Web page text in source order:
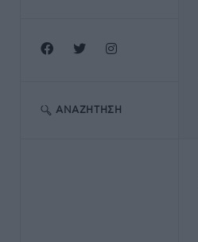
ΑΝΑΖΉΤΗΣΗ